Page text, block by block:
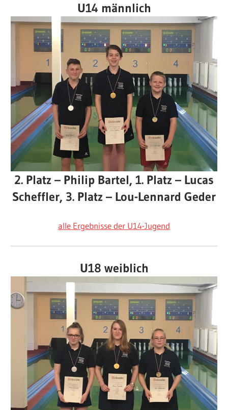
U14 männlich
2. Platz – Philip Bartel, 1. Platz – Lucas
Scheffler, 3. Platz – Lou-Lennard Geder
alle Ergebnisse der U14-Jugend
U18 weiblich